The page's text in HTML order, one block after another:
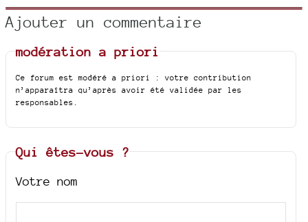
Ajouter un commentaire
modération a priori
Ce forum est modéré a priori : votre contribution
n’apparaîtra qu’après avoir été validée par les
responsables.
Qui êtes-vous ?
Votre nom